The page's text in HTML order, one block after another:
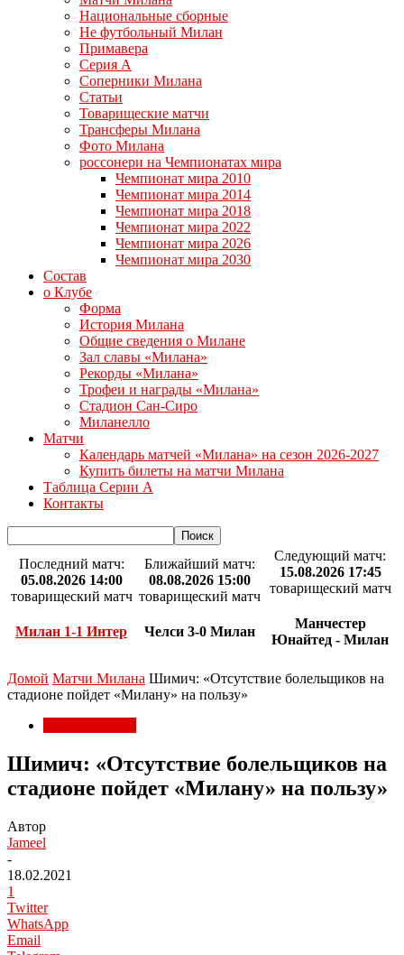
Национальные сборные
Не футбольный Милан
Примавера
Серия А
Соперники Милана
Статьи
Товарищеские матчи
Трансферы Милана
Фото Милана
россонери на Чемпионатах мира
Чемпионат мира 2010
Чемпионат мира 2014
Чемпионат мира 2018
Чемпионат мира 2022
Чемпионат мира 2026
Чемпионат мира 2030
Состав
о Клубе
Форма
История Милана
Общие сведения о Милане
Зал славы «Милана»
Рекорды «Милана»
Трофеи и награды «Милана»
Стадион Сан-Сиро
Миланелло
Матчи
Календарь матчей «Милана» на сезон 2026-2027
Купить билеты на матчи Милана
Таблица Серии А
Контакты
Последний матч:
05.08.2026 14:00
товарищеский матч
Милан 1-1 Интер
Ближайший матч:
08.08.2026 15:00
товарищеский матч
Челси 3-0 Милан
Следующий матч:
15.08.2026 17:45
товарищеский матч
Манчестер
Юнайтед - Милан
Домой Матчи Милана Шимич: «Отсутствие болельщиков на
стадионе пойдет «Милану» на пользу»
Шимич: «Отсутствие болельщиков на
стадионе пойдет «Милану» на пользу»
Автор
Jameel
-
18.02.2021
1
Twitter
WhatsApp
Email